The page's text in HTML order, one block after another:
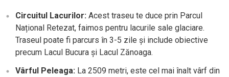
Circuitul Lacurilor: Acest traseu te duce prin Parcul
Național Retezat, faimos pentru lacurile sale glaciare.
Traseul poate fi parcurs în 3-5 zile și include obiective
precum Lacul Bucura și Lacul Zănoaga.
Vârful Peleaga: La 2509 metri, este cel mai înalt vârf din